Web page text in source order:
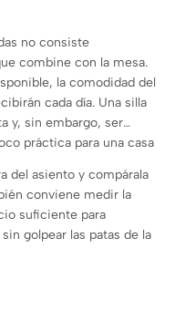
no consiste
combine con la mesa.
la comodidad del
cada día. Una silla
y, sin embargo, ser
práctica para una casa
del asiento y compárala
conviene medir la
suficiente para
golpear las patas de la